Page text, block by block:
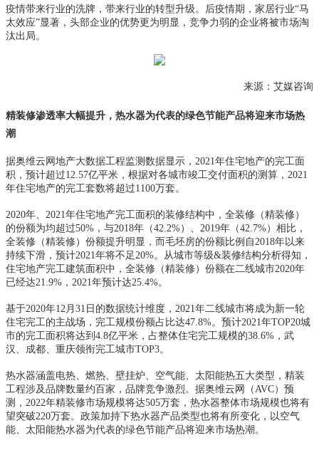
疫情带来行业的洗牌，带来行业的转型升级。后疫情期，家居行业“马
太效应”显著，头部企业的优势更为明显，竞争力弱的企业将被市场淘
汰出局。
来源：艾媒咨询
精装修渗透率大幅提升，热水器为代表的绿色节能产品将迎来市场热
潮
据奥维云网地产大数据工程监测数据显示，2021年住宅地产的完工面
积，预计超过12.57亿平米，根据对各城市竣工交付面积的测算，2021
年住宅地产的完工套数将超过1100万套。
2020年、2021年住宅地产完工面积的装修结构中，全装修（精装修）
的份额为均超过50%，与2018年（42.2%）、2019年（42.7%）相比，
全装修（精装修）份额提升明显，而毛坯房的份额比例自2018年以来
持续下滑，预计2021年将不足20%。从城市等级&装修结构分析得知，
住宅地产完工建筑面积中，全装修（精装修）份额在二线城市2020年
已经达21.9%，2021年预计达25.4%。
基于2020年12月31日的数据统计维度，2021年二线城市将成为新一轮
住宅完工的主战场，完工规模份额占比达47.8%。预计2021年TOP20城
市的完工面积将达到4.8亿平米，占整体住宅完工规模的38.6%，武
汉、成都、重庆领衔完工城市TOP3。
热水器涵盖电热、燃热、壁挂炉、空气能、太阳能热五大类型，精装
工程涉及品牌数量约百家，品牌竞争激烈。据奥维云网（AVC）预
测，2022年精装修市场规模将达505万套，热水器整体市场规模也将有
望突破220万套。政策加持下热水器产品类型也将有所变化，以空气
能、太阳能热水器为代表的绿色节能产品将迎来市场热潮。